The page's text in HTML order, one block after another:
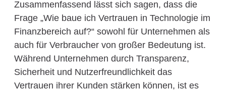
Zusammenfassend lässt sich sagen, dass die
Frage „Wie baue ich Vertrauen in Technologie im
Finanzbereich auf?“ sowohl für Unternehmen als
auch für Verbraucher von großer Bedeutung ist.
Während Unternehmen durch Transparenz,
Sicherheit und Nutzerfreundlichkeit das
Vertrauen ihrer Kunden stärken können, ist es